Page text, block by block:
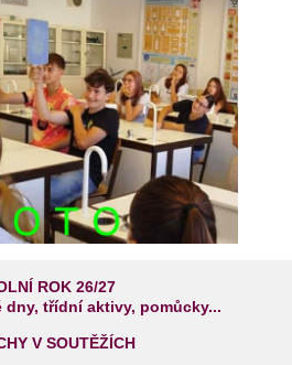
ROK 26/27
dny, třídní aktivy, pomůcky...
V SOUTĚŽÍCH